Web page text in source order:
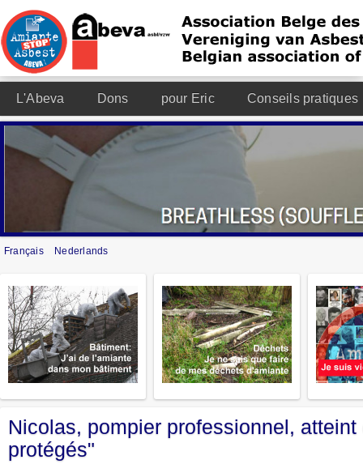
L'Abeva Dons pour Eric Conseils pratiques
Français Nederlands
Nicolas, pompier professionnel,
protégés"